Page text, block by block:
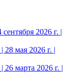
2026 г. |
мая 2026 г. |
марта 2026 г. |